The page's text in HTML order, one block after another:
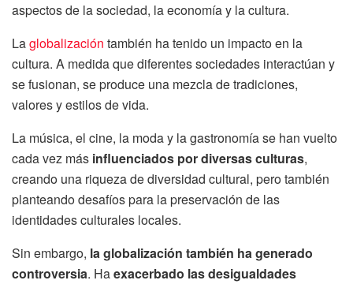
aspectos de la sociedad, la economía y la cultura.
Laglobalización también ha tenido un impacto en la
cultura. A medida que diferentes sociedades interactúan y
se fusionan, se produce una mezcla de tradiciones,
valores y estilos de vida.
La música, el cine, la moda y la gastronomía se han vuelto
cada vez más influenciados por diversas culturas,
creando una riqueza de diversidad cultural, pero también
planteando desafíos para la preservación de las
identidades culturales locales.
Sin embargo, la globalización también ha generado
controversia. Haexacerbado las desigualdades